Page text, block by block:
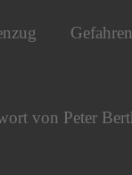
von Peter